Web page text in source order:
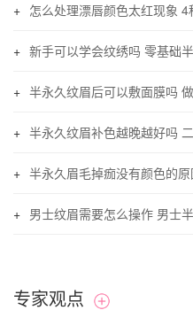
怎么处理漂唇颜色太红现象 4
新手可以学会纹绣吗 零基础
半永久纹眉后可以敷面膜吗
半永久纹眉补色越晚越好吗
半永久眉毛掉痂没有颜色的
男士纹眉需要怎么操作 男士
专家观点